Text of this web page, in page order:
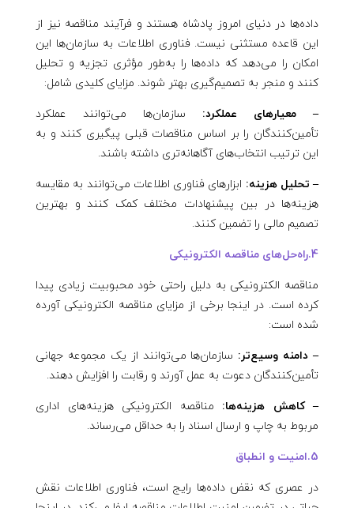
داده‌ها در دنیای امروز پادشاه هستند و فرآیند مناقصه نیز از
این قاعده مستثنی نیست. فناوری اطلاعات به سازمان‌ها این
امکان را می‌دهد که داده‌ها را به‌طور مؤثری تجزیه و تحلیل
کنند و منجر به تصمیم‌گیری بهتر شوند. مزایای کلیدی شامل:
– معیارهای عملکرد: سازمان‌ها می‌توانند عملکرد
تأمین‌کنندگان را بر اساس مناقصات قبلی پیگیری کنند و به
این ترتیب انتخاب‌های آگاهانه‌تری داشته باشند.
– تحلیل هزینه: ابزارهای فناوری اطلاعات می‌توانند به مقایسه
هزینه‌ها در بین پیشنهادات مختلف کمک کنند و بهترین
تصمیم مالی را تضمین کنند.
4.راه‌حل‌های مناقصه الکترونیکی
مناقصه الکترونیکی به دلیل راحتی خود محبوبیت زیادی پیدا
کرده است. در اینجا برخی از مزایای مناقصه الکترونیکی آورده
شده است:
– دامنه وسیع‌تر: سازمان‌ها می‌توانند از یک مجموعه جهانی
تأمین‌کنندگان دعوت به عمل آورند و رقابت را افزایش دهند.
– کاهش هزینه‌ها: مناقصه الکترونیکی هزینه‌های اداری
مربوط به چاپ و ارسال اسناد را به حداقل می‌رساند.
5.امنیت و انطباق
در عصری که نقض داده‌ها رایج است، فناوری اطلاعات نقش